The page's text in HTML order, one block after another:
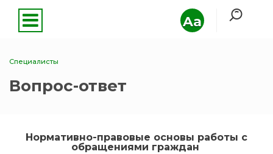
Aa
Специалисты
Вопрос-ответ
Нормативно-правовые основы работы с
обращениями граждан